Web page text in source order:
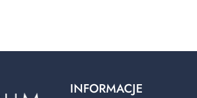
INFORMACJE